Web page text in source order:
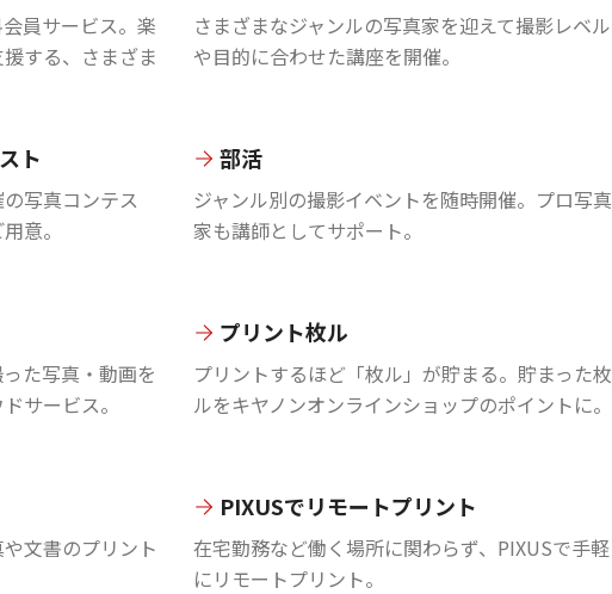
員サービス。楽
する、さまざま
さまざまなジャンルの写真家を迎えて撮影レベル
や目的に合わせた講座を開催。
ト
写真コンテス
意。
部活
ジャンル別の撮影イベントを随時開催。プロ写真
家も講師としてサポート。
た写真・動画を
サービス。
プリント枚ル
プリントするほど「枚ル」が貯まる。貯まった枚
ルをキヤノンオンラインショップのポイントに。
文書のプリント
PIXUSでリモートプリント
在宅勤務など働く場所に関わらず、PIXUSで手軽
にリモートプリント。